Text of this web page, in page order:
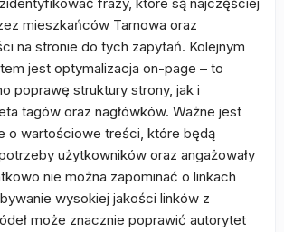
mieszkańców Tarnowa oraz
na stronie do tych zapytań. Kolejnym
jest optymalizacja on-page – to
poprawę struktury strony, jak i
tagów oraz nagłówków. Ważne jest
o wartościowe treści, które będą
użytkowników oraz angażowały
nie można zapominać o linkach
wysokiej jakości linków z
może znacznie poprawić autorytet